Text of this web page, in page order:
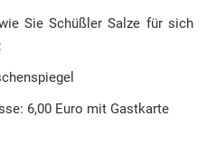
Sie Schüßler Salze für sich
6,00 Euro mit Gastkarte